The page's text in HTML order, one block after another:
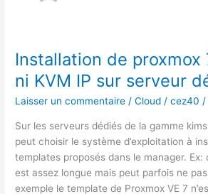
Installation de proxmox
ni KVM IP sur serveur
Laisser un commentaire /Cloud /cez40
Sur les serveurs dédiés de la gamme
peut choisir le système d’exploitation à
templates proposés dans le manager. Ex:
est assez longue mais peut parfois ne
exemple le template de Proxmox VE 7